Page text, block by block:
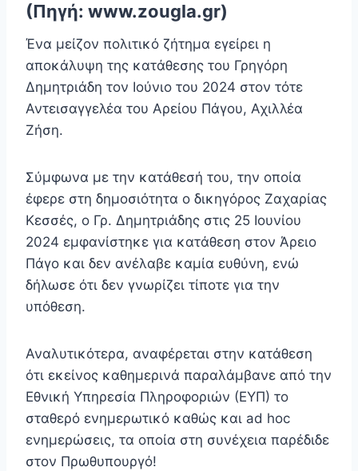
(Πηγή: www.zougla.gr)
Ένα μείζον πολιτικό ζήτημα εγείρει η
αποκάλυψη της κατάθεσης του Γρηγόρη
Δημητριάδη τον Ιούνιο του 2024 στον τότε
Αντεισαγγελέα του Αρείου Πάγου, Αχιλλέα
Ζήση.
Σύμφωνα με την κατάθεσή του, την οποία
έφερε στη δημοσιότητα ο δικηγόρος Ζαχαρίας
Κεσσές, ο Γρ. Δημητριάδης στις 25 Ιουνίου
2024 εμφανίστηκε για κατάθεση στον Άρειο
Πάγο και δεν ανέλαβε καμία ευθύνη, ενώ
δήλωσε ότι δεν γνωρίζει τίποτε για την
υπόθεση.
Αναλυτικότερα, αναφέρεται στην κατάθεση
ότι εκείνος καθημερινά παραλάμβανε από την
Εθνική Υπηρεσία Πληροφοριών (ΕΥΠ) το
σταθερό ενημερωτικό καθώς και ad hoc
ενημερώσεις, τα οποία στη συνέχεια παρέδιδε
στον Πρωθυπουργό!